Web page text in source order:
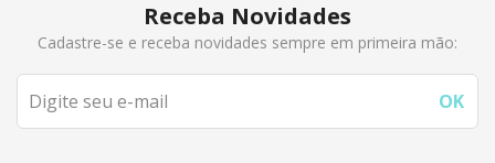
Receba Novidades
Cadastre-se e receba novidades sempre em primeira mão: